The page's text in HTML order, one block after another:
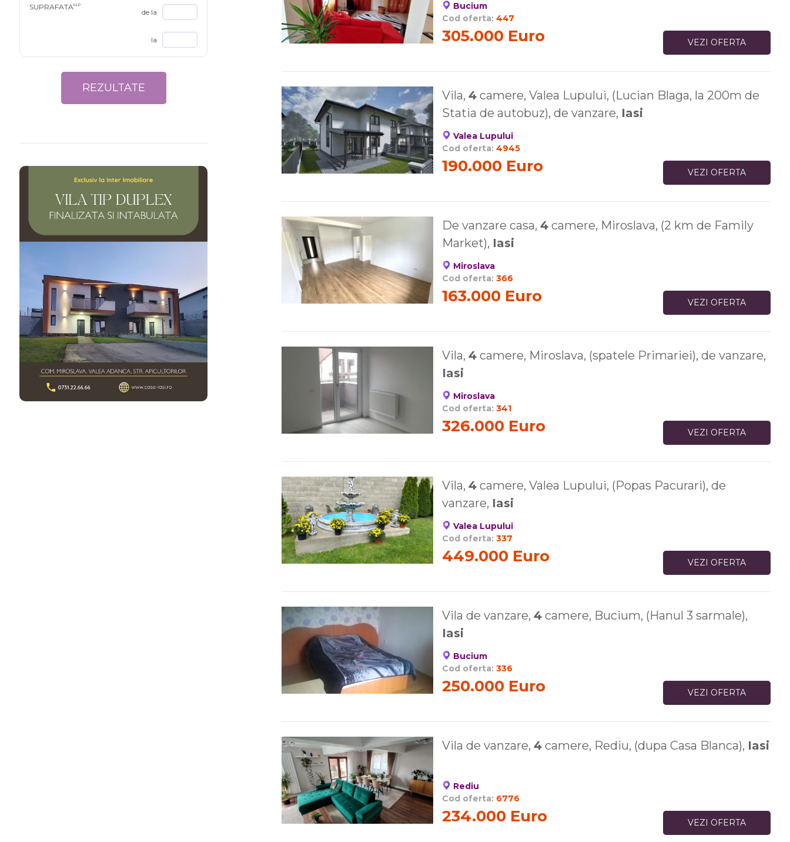
SUPRAFATAMP
de la
la
Bucium
Cod oferta: 447
305.000 Euro VEZI OFERTA
Vila, 4 camere, Valea Lupului, (Lucian Blaga, la 200m de
Statia de autobuz), de vanzare, Iasi
Valea Lupului
Cod oferta: 4945
190.000 Euro VEZI OFERTA
De vanzare casa, 4 camere, Miroslava, (2 km de Family
Market), Iasi
Miroslava
Cod oferta: 366
163.000 Euro VEZI OFERTA
Vila, 4 camere, Miroslava, (spatele Primariei), de vanzare,
Iasi
Miroslava
Cod oferta: 341
326.000 Euro VEZI OFERTA
Vila, 4 camere, Valea Lupului, (Popas Pacurari), de
vanzare, Iasi
Valea Lupului
Cod oferta: 337
449.000 Euro VEZI OFERTA
Vila de vanzare, 4 camere, Bucium, (Hanul 3 sarmale),
Iasi
Bucium
Cod oferta: 336
250.000 Euro VEZI OFERTA
Vila de vanzare, 4 camere, Rediu, (dupa Casa Blanca), Iasi
Rediu
Cod oferta: 6776
234.000 Euro VEZI OFERTA